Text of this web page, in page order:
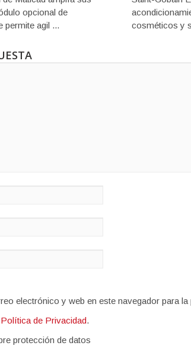
opcional de
permite agil ...
cosméticos y
electrónico y web en este navegador para
Política de Privacidad.
protección de datos